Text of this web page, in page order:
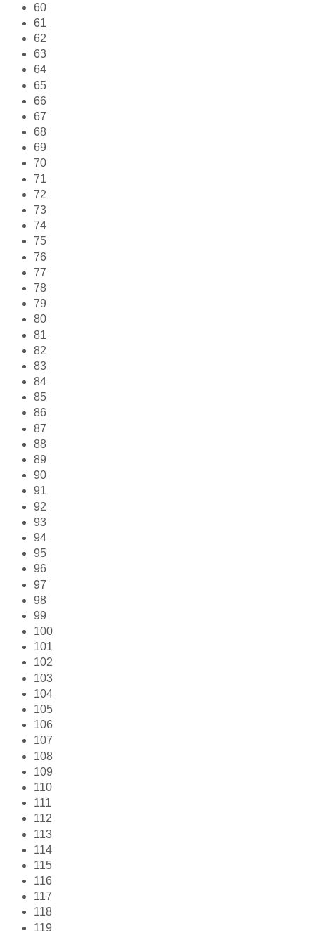
60
61
62
63
64
65
66
67
68
69
70
71
72
73
74
75
76
77
78
79
80
81
82
83
84
85
86
87
88
89
90
91
92
93
94
95
96
97
98
99
100
101
102
103
104
105
106
107
108
109
110
111
112
113
114
115
116
117
118
119